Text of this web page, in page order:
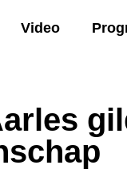
Video